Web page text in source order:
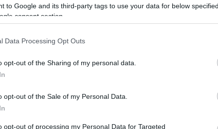
to Google and its third-party tags to use your data for below
consent section.
Data Processing Opt Outs
opt-out of the Sharing of my personal data.
opt-out of the Sale of my Personal Data.
opt-out of processing my Personal Data for Targeted
ενός ισχυρού ρυθμιστικού πλαισίου που
έννομη τάξη, ενώ δημιουργούνται οι
της προστασίας των πολιτών και της
οι αναγκαίοι εθνικοί μηχανισμοί